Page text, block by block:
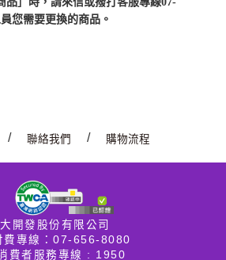
您需要更換的商品。
/ 聯絡我們 / 購物流程
開發股份有限公司
費專線：07-656-8080
費者服務專線 : 1950